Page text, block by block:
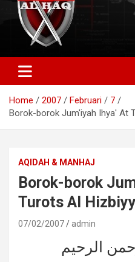
Home 2007 Februari
7
Borok-borok Jum'iyah Ihya' At
AQIDAH & MANHAJ
Borok-borok
Turots Al
07/02/2007 admin
الرحيم